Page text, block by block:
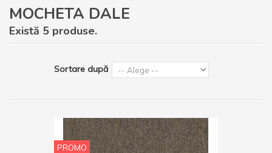
MOCHETA DALE
Există 5 produse.
Sortare după
PROMO